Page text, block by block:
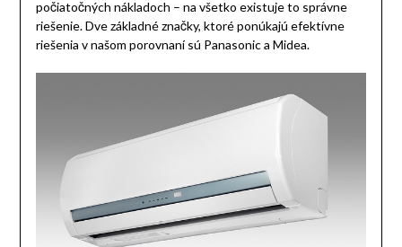
počiatočných nákladoch – na všetko existuje to správne
riešenie. Dve základné značky, ktoré ponúkajú efektívne
riešenia v našom porovnaní sú Panasonic a Midea.